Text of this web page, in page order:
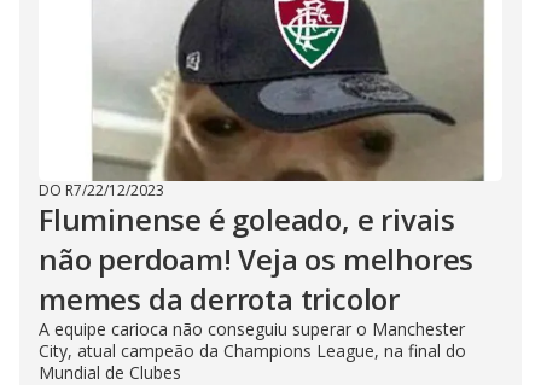
DO R7/22/12/2023
Fluminense é goleado, e rivais
não perdoam! Veja os melhores
memes da derrota tricolor
A equipe carioca não conseguiu superar o Manchester
City, atual campeão da Champions League, na final do
Mundial de Clubes